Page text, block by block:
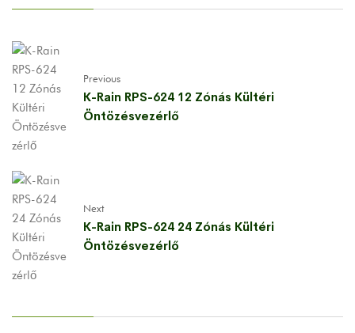
Previous
K-Rain RPS-624 12 Zónás Kültéri
Öntözésvezérlő
Next
K-Rain RPS-624 24 Zónás Kültéri
Öntözésvezérlő